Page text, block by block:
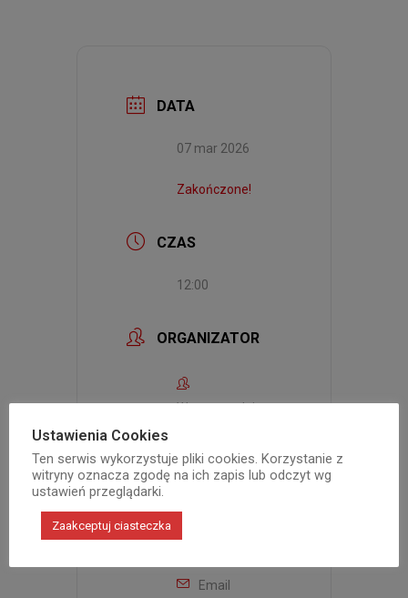
DATA
07 mar 2026
Zakończone!
CZAS
12:00
ORGANIZATOR
Wypożyczalnia
Młodzieży Nr
69
Email
Ustawienia Cookies
Ten serwis wykorzystuje pliki cookies. Korzystanie z
witryny oznacza zgodę na ich zapis lub odczyt wg
ustawień przeglądarki.
Zaakceptuj ciasteczka